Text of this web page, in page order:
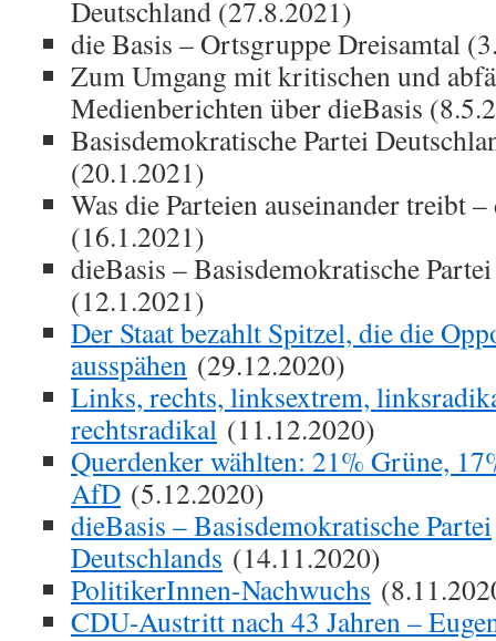
Deutschland (27.8.2021)
die Basis – Ortsgruppe Dreisamtal
Zum Umgang mit kritischen und
Medienberichten über dieBasis
Basisdemokratische Partei
(20.1.2021)
Was die Parteien auseinander treibt
(16.1.2021)
dieBasis – Basisdemokratische
(12.1.2021)
Der Staat bezahlt Spitzel, die die
ausspähen (29.12.2020)
Links, rechts, linksextrem,
rechtsradikal (11.12.2020)
Querdenker wählten: 21% Grüne,
AfD (5.12.2020)
dieBasis – Basisdemokratische Partei
Deutschlands (14.11.2020)
PolitikerInnen-Nachwuchs
CDU-Austritt nach 43 Jahren –